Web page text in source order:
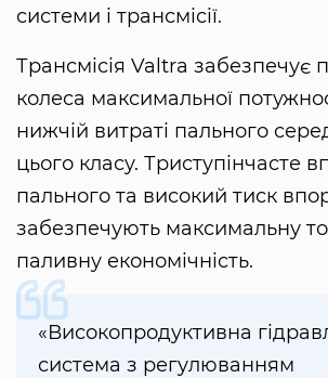
системи і трансмісії.
Трансмісія Valtra забезпечує
колеса максимальної
нижчій витраті пального
цього класу. Триступінчасте
пального та високий тиск
забезпечують максимальну
паливну економічність.
«Високопродуктивна
система з регулюванням